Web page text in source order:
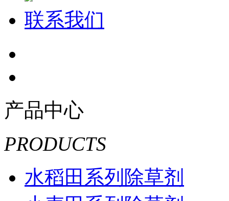
联系我们
产品中心
PRODUCTS
水稻田系列除草剂